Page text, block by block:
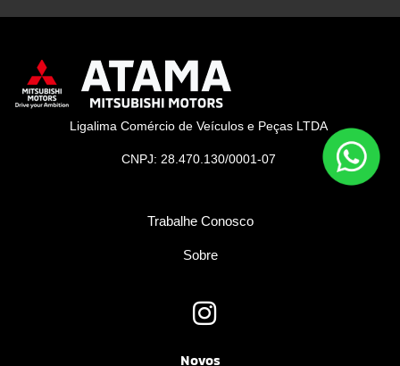
Ligalima Comércio de Veículos e Peças LTDA
CNPJ: 28.470.130/0001-07
Trabalhe Conosco
Sobre
Novos